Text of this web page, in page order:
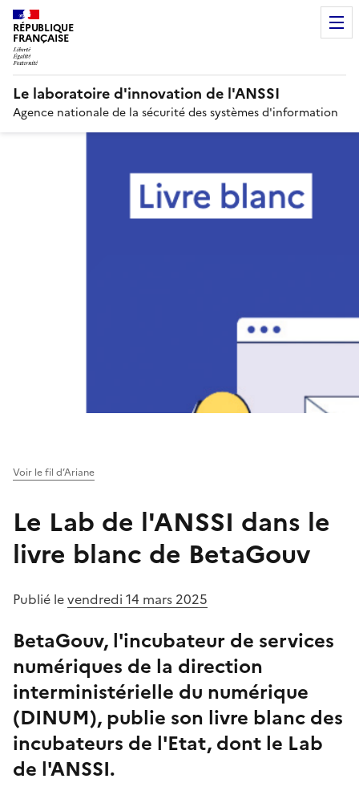
RÉPUBLIQUE
FRANÇAISE
Le laboratoire d'innovation de l'ANSSI
Agence nationale de la sécurité des systèmes d'information
Voir le fil d’Ariane
Le Lab de l'ANSSI dans le
livre blanc de BetaGouv
Publié levendredi 14 mars 2025
BetaGouv, l'incubateur de services
numériques de la direction
interministérielle du numérique
(DINUM), publie son livre blanc des
incubateurs de l'Etat, dont le Lab
de l'ANSSI.